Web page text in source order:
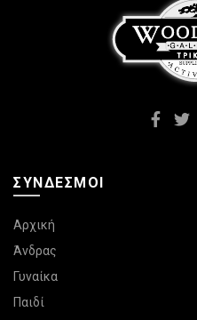
επιλεγούν
σελίδα
ΣΎΝΔΕΣΜΟΙ
Αρχική
Άνδρας
Γυναίκα
Παιδί